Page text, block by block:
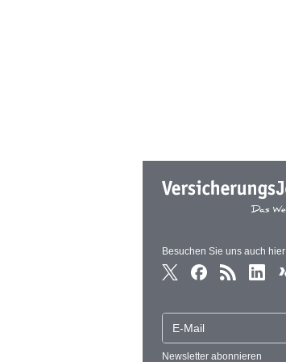
Besuchen Sie uns auch hier
Newsletter abonnieren